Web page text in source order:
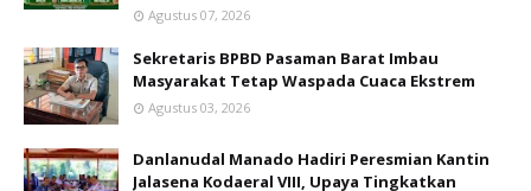
Agustus 07, 2026
Sekretaris BPBD Pasaman Barat Imbau
Masyarakat Tetap Waspada Cuaca Ekstrem
Agustus 03, 2026
Danlanudal Manado Hadiri Peresmian Kantin
Jalasena Kodaeral VIII, Upaya Tingkatkan